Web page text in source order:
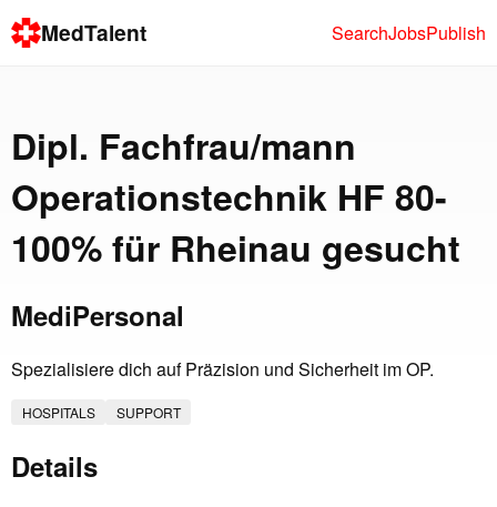
MedTalent SearchJobsPublish
Dipl. Fachfrau/mann
Operationstechnik HF 80-
100% für Rheinau gesucht
MediPersonal
Spezialisiere dich auf Präzision und Sicherheit im OP.
HOSPITALS SUPPORT
Details